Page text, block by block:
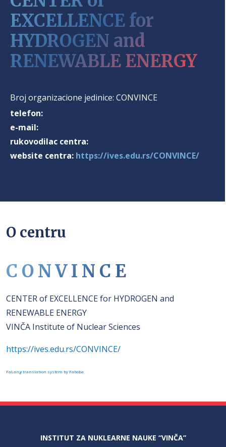
EXCELLENCE for
HYDROGEN and
RENEWABLE ENERGY
Broj organizacione jedinice: CONVINCE
telefon:
e-mail:
rukovodilac centra:
website centra: https://ives.edu.rs/CONVINCE/
O centru
C O N V I N C E
CENTER of EXCELLENCE for HYDROGEN and
RENEWABLE ENERGY
VINČA Institute of Nuclear Sciences
https://ives.edu.rs/CONVINCE/
FaLang translation system by Faboba
INSTITUT ZA NUKLEARNE NAUKE “VINČA”